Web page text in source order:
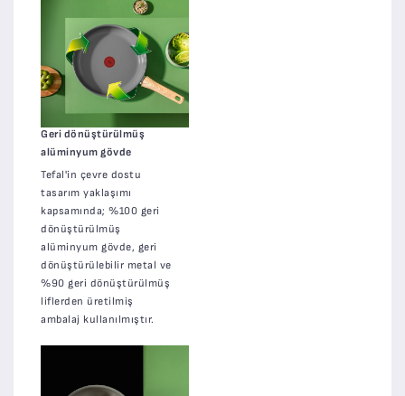
Geri dönüştürülmüş
alüminyum gövde
Tefal'in çevre dostu
tasarım yaklaşımı
kapsamında; %100 geri
dönüştürülmüş
alüminyum gövde, geri
dönüştürülebilir metal ve
%90 geri dönüştürülmüş
liflerden üretilmiş
ambalaj kullanılmıştır.